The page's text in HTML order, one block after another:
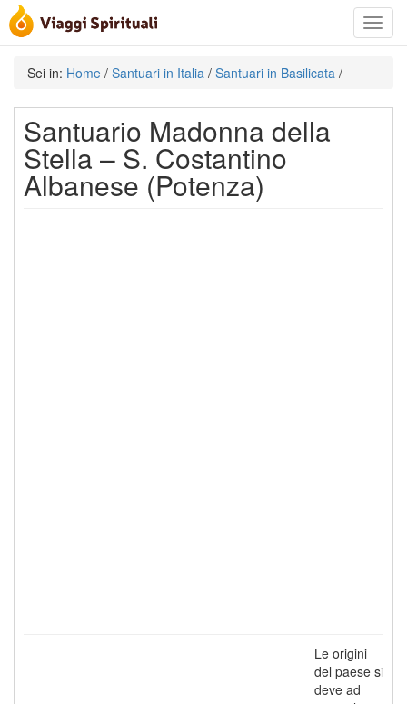
Toggle
Sei in: Home / Santuari in Italia / Santuari in Basilicata /
Santuario Madonna della
Stella – S. Costantino
Albanese (Potenza)
Le origini
del paese si
deve ad